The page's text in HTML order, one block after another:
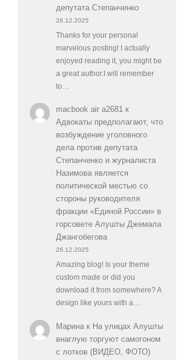
депутата Степанченко
26.12.2025
Thanks for your personal
marvelous posting! I actually
enjoyed reading it, you might be
a great author.I will remember
to…
macbook air a2681к
Адвокаты предполагают, что
возбуждение уголовного
дела против депутата
Степанченко и журналиста
Назимова является
политической местью со
стороны руководителя
фракции «Единой России» в
горсовете Алушты Джемала
Джангобегова
26.12.2025
Amazing blog! Is your theme
custom made or did you
download it from somewhere? A
design like yours with a…
Маринак На улицах Алушты
внаглую торгуют самогоном
с лотков (ВИДЕО, ФОТО)